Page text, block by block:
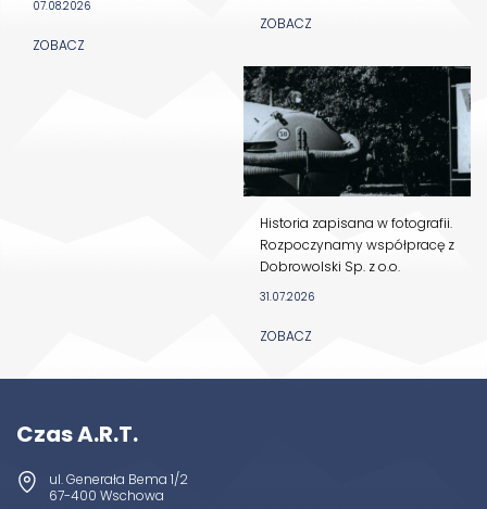
07.08.2026
ZOBACZ
ZOBACZ
Historia zapisana w fotografii.
Rozpoczynamy współpracę z
Dobrowolski Sp. z o.o.
31.07.2026
ZOBACZ
Czas A.R.T.
ul. Generała Bema 1/2
67-400 Wschowa